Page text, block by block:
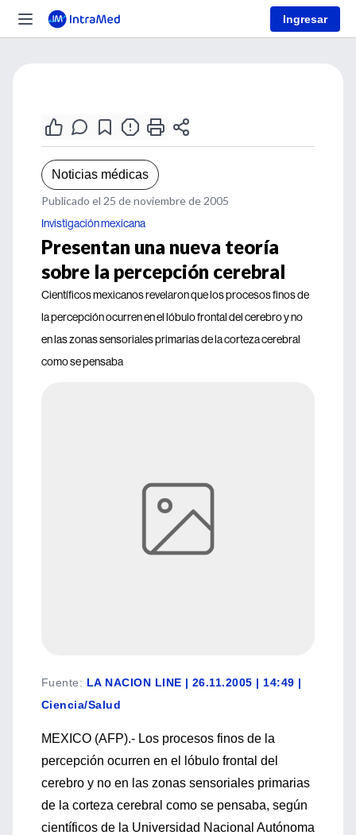
Ingresar
Noticias médicas
Publicado el 25 de noviembre de 2005
Invistigación mexicana
Presentan una nueva teoría
sobre la percepción cerebral
Científicos mexicanos revelaron que los procesos finos de
la percepción ocurren en el lóbulo frontal del cerebro y no
en las zonas sensoriales primarias de la corteza cerebral
como se pensaba
Fuente: LA NACION LINE | 26.11.2005 | 14:49 |
Ciencia/Salud
MEXICO (AFP).- Los procesos finos de la
percepción ocurren en el lóbulo frontal del
cerebro y no en las zonas sensoriales primarias
de la corteza cerebral como se pensaba, según
científicos de la Universidad Nacional Autónoma